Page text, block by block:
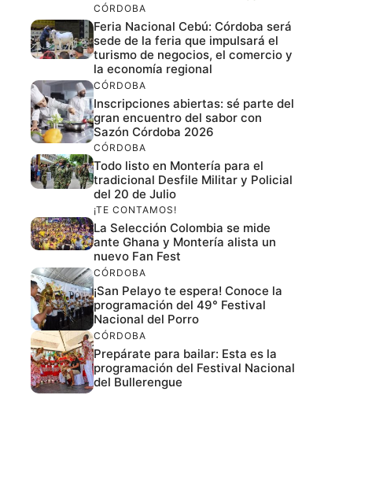
CÓRDOBA
Feria Nacional Cebú: Córdoba será
sede de la feria que impulsará el
turismo de negocios, el comercio y
la economía regional
CÓRDOBA
Inscripciones abiertas: sé parte del
gran encuentro del sabor con
Sazón Córdoba 2026
CÓRDOBA
Todo listo en Montería para el
tradicional Desfile Militar y Policial
del 20 de Julio
¡TE CONTAMOS!
La Selección Colombia se mide
ante Ghana y Montería alista un
nuevo Fan Fest
CÓRDOBA
¡San Pelayo te espera! Conoce la
programación del 49° Festival
Nacional del Porro
CÓRDOBA
Prepárate para bailar: Esta es la
programación del Festival Nacional
del Bullerengue